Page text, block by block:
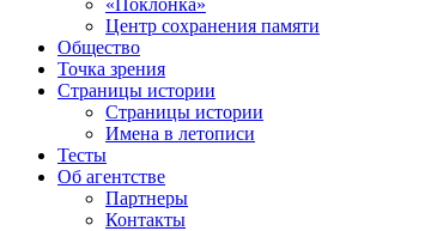
«Поклонка»
Центр сохранения памяти
Общество
Точка зрения
Страницы истории
Страницы истории
Имена в летописи
Тесты
Об агентстве
Партнеры
Контакты